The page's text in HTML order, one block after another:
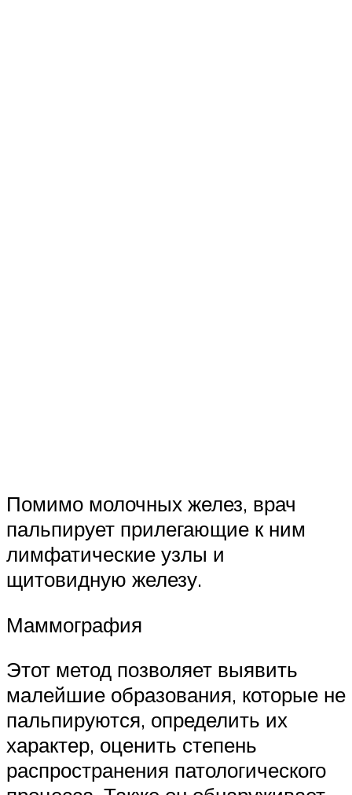
Помимо молочных желез, врач
пальпирует прилегающие к ним
лимфатические узлы и
щитовидную железу.
Маммография
Этот метод позволяет выявить
малейшие образования, которые не
пальпируются, определить их
характер, оценить степень
распространения патологического